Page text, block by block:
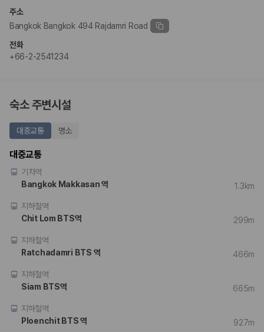
수준을 선택할 수 있습니다.
3. 제주공항 접근성과 셔틀 조건을 함께 확인하세요
제주 렌트카는 차량 인수 위치와 셔틀 편의성에 따라 실제 이용 만족도가
제주도 렌트카 차종별 가격비교
경차·소형차
혼자 또는 2인 여행에 적합하며 제주 렌트카 최저가를 찾는 사용자
가 가장 먼저 비교하는 차종입니다.
준중형·중형차
커플·친구 여행에서 많이 선택되며 가격과 승차감의 균형이 좋은 차
종입니다.
가족 여행, 짐이 많은 여행, 장거리 이동에 적합하며 보험 조건과 차
량 연식을 함께 비교하는 것이 좋습니다.
단체 여행이나 4인 이상 가족 여행에 적합하며 인원수, 짐 공간, 보
험 조건을 함께 확인해야 합니다.
제주렌트카 보험까지 비교해야 진짜 가격비교입
니다
동일한 차량이라도 보험 조건에 따라 실제 부담 금액이 달라질 수 있습니
주소
Bangkok Bangkok 494 Rajdamri Road
전화
+66-2-2541234
숙소 주변시설
대중교통 명소
대중교통
기차역
Bangkok Makkasan 역
1.3km
지하철역
Chit Lom BTS역
299m
지하철역
Ratchadamri BTS 역
466m
지하철역
Siam BTS역
665m
지하철역
Ploenchit BTS 역
927m